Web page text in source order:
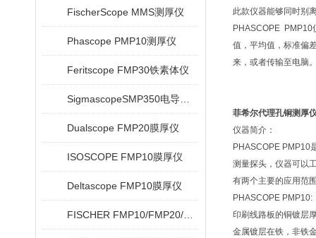
FischerScope MMS测厚仪
Phascope PMP10测厚仪
Feritscope FMP30铁素体仪
Dualscope FMP20膜厚仪
ISOSCOPE FMP10膜厚仪
Deltascope FMP10膜厚仪
此款仪器能够同时别
PHASCOPE PMP10
值，平均值，标准偏
来，或者传输至电脑
菲希尔代理孔铜测厚
仪器简介：
PHASCOPE PMP10
测量探头，仪器可以
有两个主要的应用范
PHASCOPE PMP10:
印刷线路板的铜镀层
金属镀层在铁，非铁